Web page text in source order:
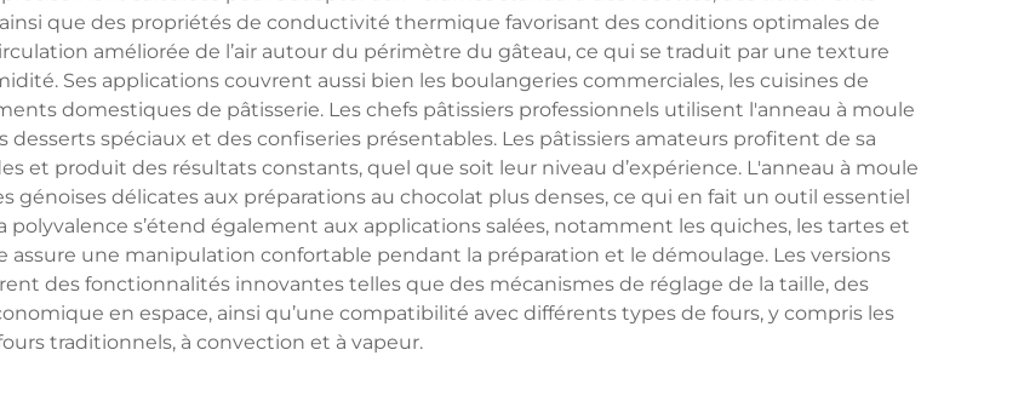
que des propriétés de conductivité thermique favorisant des conditions optimales de
améliorée de l’air autour du périmètre du gâteau, ce qui se traduit par une texture
Ses applications couvrent aussi bien les boulangeries commerciales, les cuisines de
domestiques de pâtisserie. Les chefs pâtissiers professionnels utilisent l'anneau à moule
desserts spéciaux et des confiseries présentables. Les pâtissiers amateurs profitent de sa
et produit des résultats constants, quel que soit leur niveau d’expérience. L'anneau à moule
génoises délicates aux préparations au chocolat plus denses, ce qui en fait un outil essentiel
s’étend également aux applications salées, notamment les quiches, les tartes et
assure une manipulation confortable pendant la préparation et le démoulage. Les versions
des fonctionnalités innovantes telles que des mécanismes de réglage de la taille, des
en espace, ainsi qu’une compatibilité avec différents types de fours, y compris les
traditionnels, à convection et à vapeur.